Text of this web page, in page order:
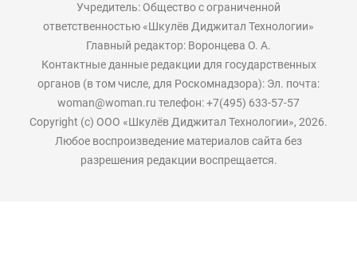
Учредитель: Общество с ограниченной
ответственностью «Шкулёв Диджитал Технологии»
Главный редактор: Воронцева О. А.
Контактные данные редакции для государственных
органов (в том числе, для Роскомнадзора): Эл. почта:
woman@woman.ru телефон: +7(495) 633-57-57
Copyright (с) ООО «Шкулёв Диджитал Технологии», 2026.
Любое воспроизведение материалов сайта без
разрешения редакции воспрещается.